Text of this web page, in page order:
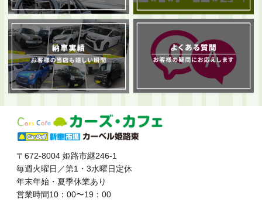
〒672-8004 姫路市継246-1
毎週火曜日／第1・3水曜日定休
年末年始・夏季休業あり
営業時間10：00〜19：00